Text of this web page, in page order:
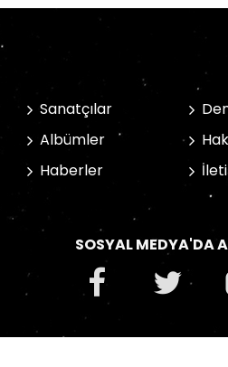
Sanatçılar
Albümler
Haberler
SOSYAL MEDYA'DA